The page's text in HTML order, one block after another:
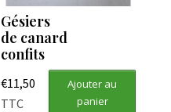
Gésiers
de canard
confits
€11,50
TTC
Ajouter au
panier